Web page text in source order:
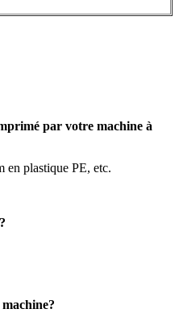
par votre machine à
en plastique PE, etc.